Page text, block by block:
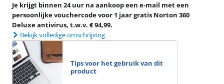
Je krijgt binnen 24 uur na aankoop een e-mail met een
persoonlijke vouchercode voor 1 jaar gratis Norton 360
Deluxe antivirus, t.w.v. € 94,99.
Bekijk volledige omschrijving
Tips voor het gebruik van dit
product